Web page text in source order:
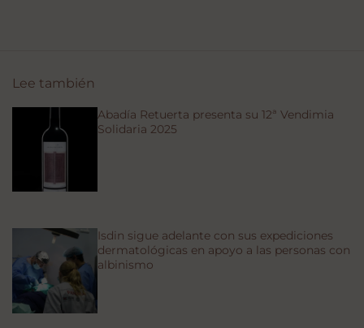
Lee también
Abadía Retuerta presenta su 12ª Vendimia
Solidaria 2025
Isdin sigue adelante con sus expediciones
dermatológicas en apoyo a las personas con
albinismo